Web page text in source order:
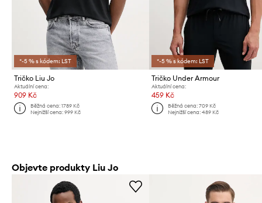
*-5 % s kódem: LST
Tričko Liu Jo
Aktuální cena:
909 Kč
Běžná cena:1789 Kč
Nejnižší cena:999 Kč
*-5 % s kódem: LST
Tričko Under Armour
Aktuální cena:
459 Kč
Běžná cena: 709 Kč
Nejnižší cena: 489 Kč
Objevte produkty Liu Jo